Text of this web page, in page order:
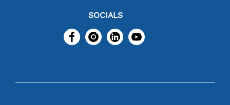
SOCIALS